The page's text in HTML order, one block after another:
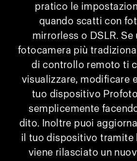
pratico le
quando scatti con
mirrorless o DSLR. Se
fotocamera più
di controllo remoto ti
visualizzare, modificare
tuo dispositivo
semplicemente
dito. Inoltre puoi
il tuo dispositivo tramite
viene rilasciato un